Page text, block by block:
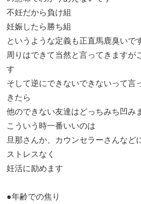
不妊だから負け組
妊娠したら勝ち組
というような定義も正直馬鹿臭いで
周りはできて当然と言ってきますが
す
そして逆にできないできないって言
きたら
他のできない友達はどっちみち凹み
こういう時一番いいのは
旦那さんか、カウンセラーさんなど
ストレスなく
妊活に励めます
●年齢での焦り